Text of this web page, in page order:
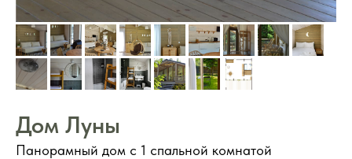
Дом Луны
Панорамный дом с 1 спальной комнатой